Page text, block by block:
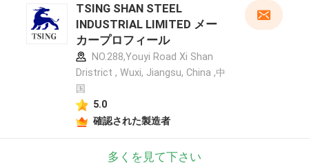
TSING SHAN STEEL
INDUSTRIAL LIMITED メー
カープロフィール
NO.288,Youyi Road Xi Shan
Dristrict , Wuxi, Jiangsu, China ,中
国
5.0
確認された製造者
多くを見て下さい